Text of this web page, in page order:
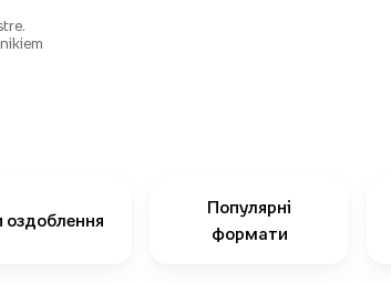
оздоблення
Популярні
формати